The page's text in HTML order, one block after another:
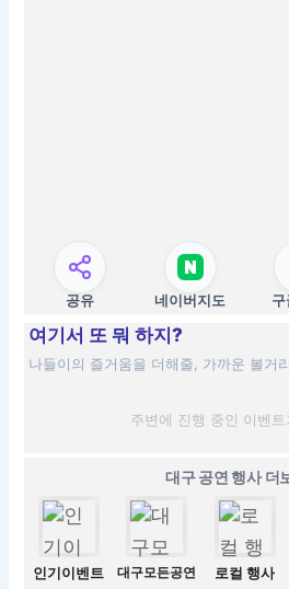
공유 네이버지도
여기서 또 뭐 하지?
나들이의 즐거움을 더해줄, 가까운 볼거
주변에 진행 중인 이벤
대구 공연 행사 더
인기이벤트 대구모든공연 로컬 행사